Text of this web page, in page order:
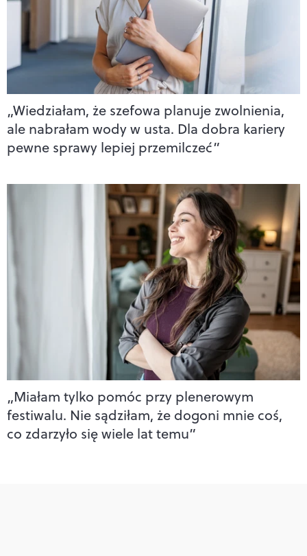
„Wiedziałam, że szefowa planuje zwolnienia,
ale nabrałam wody w usta. Dla dobra kariery
pewne sprawy lepiej przemilczeć”
„Miałam tylko pomóc przy plenerowym
festiwalu. Nie sądziłam, że dogoni mnie coś,
co zdarzyło się wiele lat temu”